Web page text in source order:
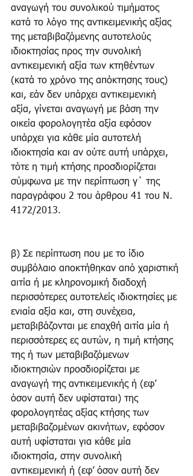
αναγωγή του συνολικού τιμήματος
κατά το λόγο της αντικειμενικής αξίας
της μεταβιβαζόμενης αυτοτελούς
ιδιοκτησίας προς την συνολική
αντικειμενική αξία των κτηθέντων
(κατά το χρόνο της απόκτησης τους)
και, εάν δεν υπάρχει αντικειμενική
αξία, γίνεται αναγωγή με βάση την
οικεία φορολογητέα αξία εφόσον
υπάρχει για κάθε μία αυτοτελή
ιδιοκτησία και αν ούτε αυτή υπάρχει,
τότε η τιμή κτήσης προσδιορίζεται
σύμφωνα με την περίπτωση γ΄ της
παραγράφου 2 του άρθρου 41 του Ν.
4172/2013.
β) Σε περίπτωση που με το ίδιο
συμβόλαιο αποκτήθηκαν από χαριστική
αιτία ή με κληρονομική διαδοχή
περισσότερες αυτοτελείς ιδιοκτησίες με
ενιαία αξία και, στη συνέχεια,
μεταβιβάζονται με επαχθή αιτία μία ή
περισσότερες ες αυτών, η τιμή κτήσης
της ή των μεταβιβαζόμενων
ιδιοκτησιών προσδιορίζεται με
αναγωγή της αντικειμενικής ή (εφ’
όσον αυτή δεν υφίσταται) της
φορολογητέας αξίας κτήσης των
μεταβιβαζομένων ακινήτων, εφόσον
αυτή υφίσταται για κάθε μία
ιδιοκτησία, στην συνολική
αντικειμενική ή (εφ’ όσον αυτή δεν